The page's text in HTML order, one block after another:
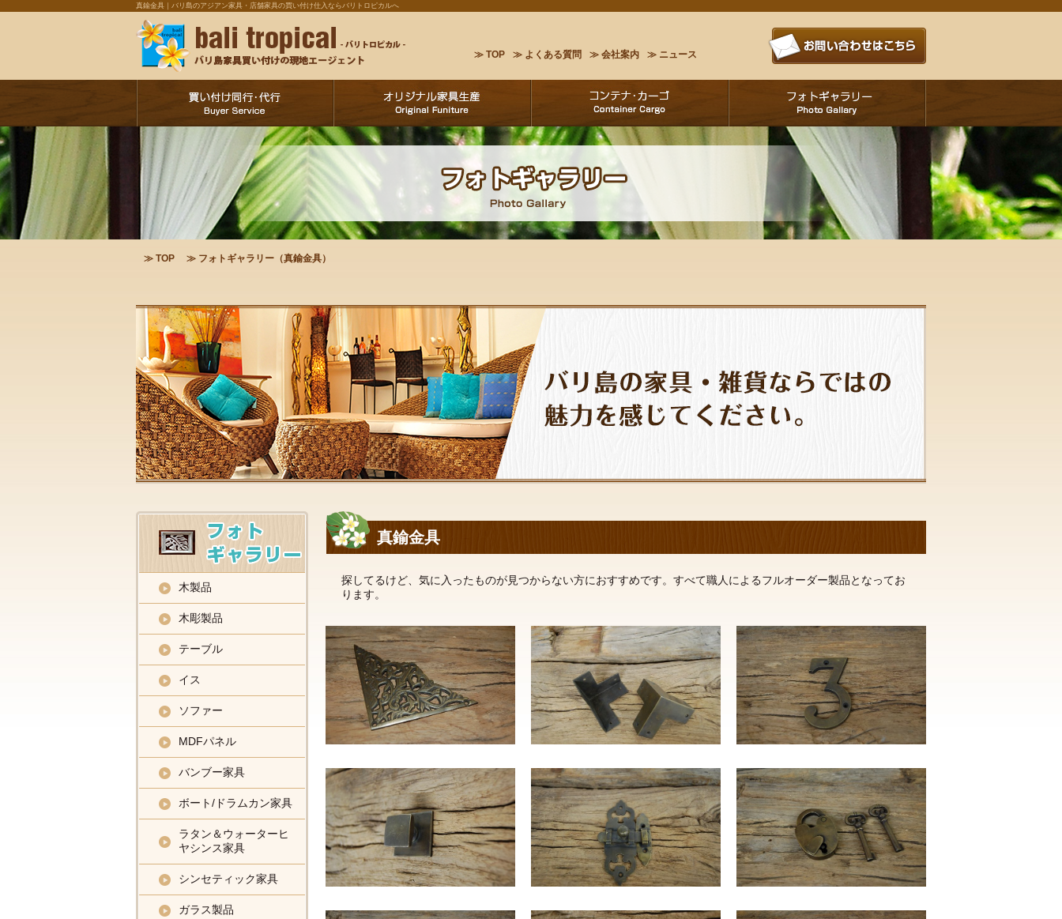
真鍮金具｜バリ島のアジアン家具・店舗家具の買い付け仕入ならバリトロピカルへ
≫ TOP ≫ よくある質問 ≫ 会社案内 ≫ ニュース
≫ TOP ≫ フォトギャラリー（真鍮金具）
木製品
木彫製品
テーブル
イス
ソファー
MDFパネル
バンブー家具
ボート/ドラムカン家具
ラタン＆ウォーターヒ
ヤシンス家具
シンセティック家具
ガラス製品
真鍮金具
探してるけど、気に入ったものが見つからない方におすすめです。すべて職人によるフルオーダー製品となってお
ります。